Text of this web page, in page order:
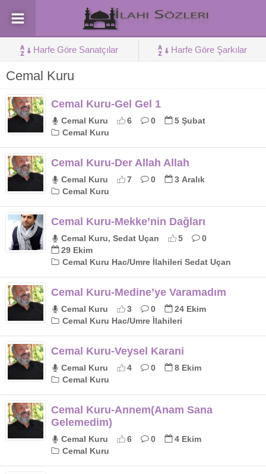
Harfe Göre Sanatçılar Harfe Göre Şarkılar
Cemal Kuru
Cemal Kuru-Gel Gel 1
Cemal Kuru 6 0
5 Şubat
Cemal Kuru
Cemal Kuru-Der Allah Allah
Cemal Kuru 7 0
3 Aralık
Cemal Kuru
Cemal Kuru-Mekke’nin Dağları
Cemal Kuru, Sedat Uçan 5
0
29 Ekim
Cemal Kuru Hac/Umre İlahileri Sedat Uçan
Cemal Kuru-Medine’ye Varamadım
Cemal Kuru 3 0
24 Ekim
Cemal Kuru Hac/Umre İlahileri
Cemal Kuru-Veysel Karani
Cemal Kuru 4 0
8 Ekim
Cemal Kuru
Cemal Kuru-Annem(Anam Sana
Gelemedim)
Cemal Kuru 6 0
4 Ekim
Cemal Kuru